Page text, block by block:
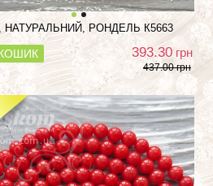
НАТУРАЛЬНИЙ, РОНДЕЛЬ К5663
393.30 грн
437.00 грн